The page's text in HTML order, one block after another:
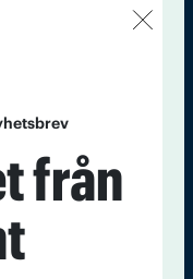
Janson Lundkvist,
In English
från